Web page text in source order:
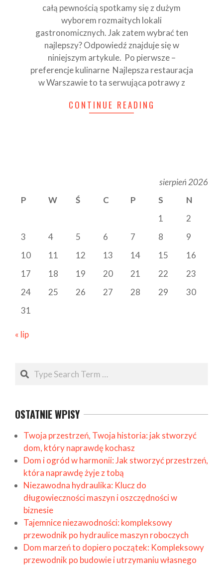
całą pewnością spotkamy się z dużym
wyborem rozmaitych lokali
gastronomicznych. Jak zatem wybrać ten
najlepszy? Odpowiedź znajduje się w
niniejszym artykule. Po pierwsze –
preferencje kulinarne Najlepsza restauracja
w Warszawie to ta serwująca potrawy z
CONTINUE READING
sierpień 2026
P
W Ś C P S
N
1
2
3
4 5 6 7 8
9
10
11 12 13 14 15
16
17
18 19 20 21 22
23
24
25 26 27 28 29
30
31
« lip
Search
OSTATNIE WPISY
Twoja przestrzeń, Twoja historia: jak stworzyć
dom, który naprawdę kochasz
Dom i ogród w harmonii: Jak stworzyć przestrzeń,
która naprawdę żyje z tobą
Niezawodna hydraulika: Klucz do
długowieczności maszyn i oszczędności w
biznesie
Tajemnice niezawodności: kompleksowy
przewodnik po hydraulice maszyn roboczych
Dom marzeń to dopiero początek: Kompleksowy
przewodnik po budowie i utrzymaniu własnego